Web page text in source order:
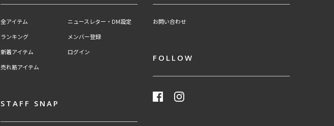
全アイテム
ランキング
新着アイテム
売れ筋アイテム
ニュースレター・DM設定
メンバー登録
ログイン
お問い合わせ
FOLLOW
STAFF SNAP